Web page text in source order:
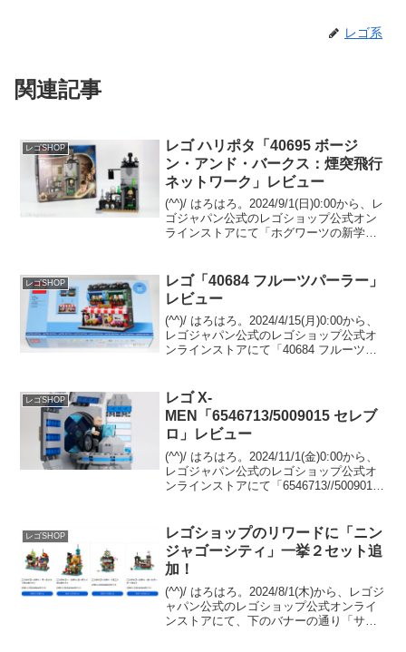
レゴ系
関連記事
レゴSHOP
レゴ ハリポタ「40695 ボージ
ン・アンド・バークス：煙突飛行
ネットワーク」レビュー
(^^)/ はろはろ。2024/9/1(日)0:00から、レ
ゴジャパン公式のレゴショップ公式オン
ラインストアにて「ホグワーツの新学
ク」のプレゼントがスタートしてい...
レゴSHOP
レゴ「40684 フルーツパーラー」
レビュー
(^^)/ はろはろ。2024/4/15(月)0:00から、
レゴジャパン公式のレゴショップ公式オ
ンラインストアにて「40684 フルーツパ
(税込)以上購入 且...
レゴSHOP
レゴ X-
MEN「6546713/5009015 セレブ
ロ」レビュー
(^^)/ はろはろ。2024/11/1(金)0:00から、
レゴジャパン公式のレゴショップ公式オ
ンラインストアにて「6546713//5009015
Men：X...
レゴSHOP
レゴショップのリワードに「ニン
ジャゴーシティ」一挙２セット追
加！
(^^)/ はろはろ。2024/8/1(木)から、レゴジ
ャパン公式のレゴショップ公式オンライ
ンストアにて、下のバナーの通り「サマ